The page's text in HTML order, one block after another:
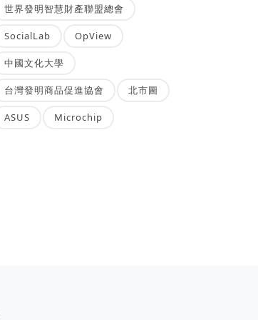
世界發明智慧財產聯盟總會
SocialLab OpView
中國文化大學
台灣發明商品促進協會 北市圖
ASUS Microchip